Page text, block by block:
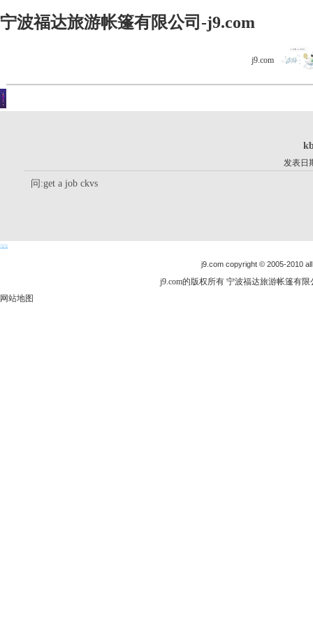
宁波福达旅游帐篷有限公司-j9.com
j9.com
发表日
问:get a job ckvs
j9.com copyright © 2005-2010
j9.com的版权所有 宁波福达旅游帐篷有
网站地图